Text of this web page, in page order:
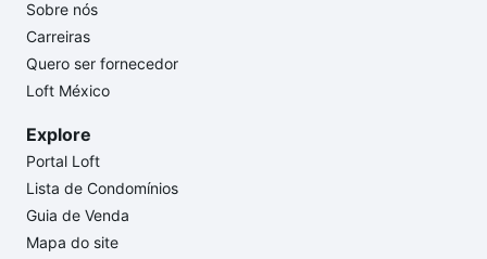
Sobre nós
Carreiras
Quero ser fornecedor
Loft México
Explore
Portal Loft
Lista de Condomínios
Guia de Venda
Mapa do site